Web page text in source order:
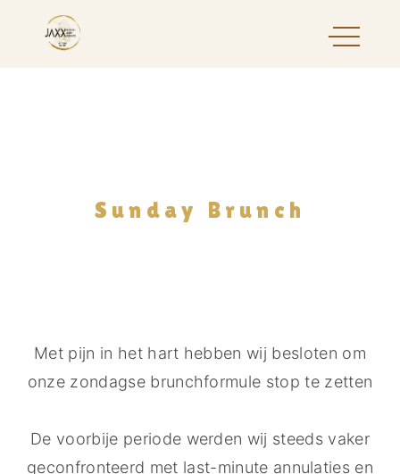
Sunday Brunch
Met pijn in het hart hebben wij besloten om
onze zondagse brunchformule stop te zetten
De voorbije periode werden wij steeds vaker
geconfronteerd met last-minute annulaties en